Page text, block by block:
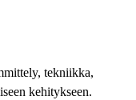
tekniikka,
kehitykseen.